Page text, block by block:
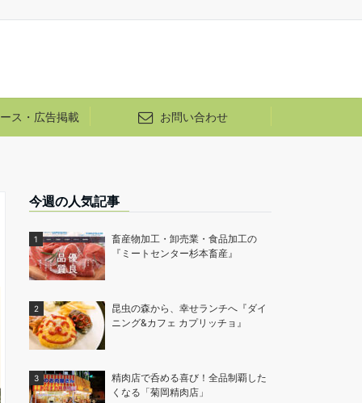
ス・広告掲載 お問い合わせ
今週の人気記事
畜産物加工・卸売業・食品加工の
『ミートセンター杉本畜産』
昆虫の森から、幸せランチへ『ダイ
ニング&カフェ カプリッチョ』
精肉店で呑める喜び！全品制覇した
くなる「菊岡精肉店」